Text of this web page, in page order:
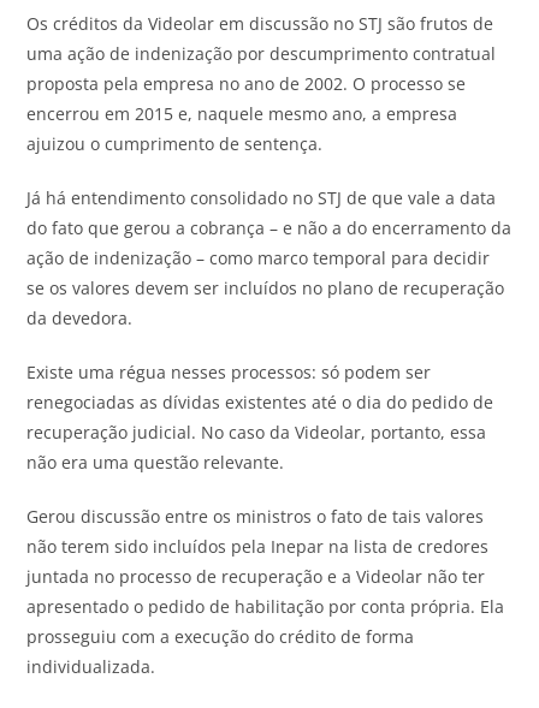
Os créditos da Videolar em discussão no STJ são frutos de
uma ação de indenização por descumprimento contratual
proposta pela empresa no ano de 2002. O processo se
encerrou em 2015 e, naquele mesmo ano, a empresa
ajuizou o cumprimento de sentença.
Já há entendimento consolidado no STJ de que vale a data
do fato que gerou a cobrança – e não a do encerramento da
ação de indenização – como marco temporal para decidir
se os valores devem ser incluídos no plano de recuperação
da devedora.
Existe uma régua nesses processos: só podem ser
renegociadas as dívidas existentes até o dia do pedido de
recuperação judicial. No caso da Videolar, portanto, essa
não era uma questão relevante.
Gerou discussão entre os ministros o fato de tais valores
não terem sido incluídos pela Inepar na lista de credores
juntada no processo de recuperação e a Videolar não ter
apresentado o pedido de habilitação por conta própria. Ela
prosseguiu com a execução do crédito de forma
individualizada.